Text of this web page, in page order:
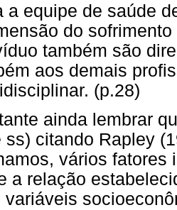
a equipe de saúde
do
também são
aos demais
(p.28)
ainda lembrar
ss) citando Rapley
vários fatores
a relação
variáveis